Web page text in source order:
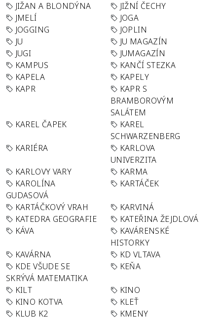
JIŽAN A BLONDÝNA
JIŽNÍ ČECHY
JMELÍ
JOGA
JOGGING
JOPLIN
JU
JU MAGAZÍN
JUGI
JUMAGAZÍN
KAMPUS
KANČÍ STEZKA
KAPELA
KAPELY
KAPR
KAPR S
BRAMBOROVÝM
SALÁTEM
KAREL ČAPEK
KAREL
SCHWARZENBERG
KARIÉRA
KARLOVA
UNIVERZITA
KARLOVY VARY
KARMA
KAROLÍNA
GUDASOVÁ
KARTÁČEK
KARTÁČKOVÝ VRAH
KARVINÁ
KATEDRA GEOGRAFIE
KATEŘINA ŽEJDLOVÁ
KÁVA
KAVÁRENSKÉ
HISTORKY
KAVÁRNA
KD VLTAVA
KDE VŠUDE SE
SKRÝVÁ MATEMATIKA
KEŇA
KILT
KINO
KINO KOTVA
KLEŤ
KLUB K2
KMENY